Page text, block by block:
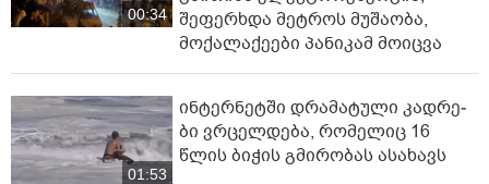
00:34
შეფერხდა მეტროს მუშაობა,
მოქალაქეები პანიკამ მოიცვა
01:53
ინ­ტერ­ნეტ­ში დრა­მა­ტუ­ლი კად­რე­
ბი ვრცელდება, რომელიც 16
წლის ბიჭის გმირობას ასახავს